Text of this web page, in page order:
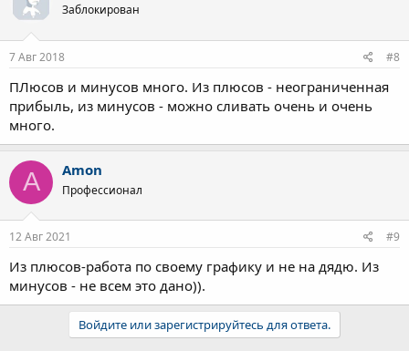
Заблокирован
7 Авг 2018 #8
ПЛюсов и минусов много. Из плюсов - неограниченная
прибыль, из минусов - можно сливать очень и очень
много.
A Amon
Профессионал
12 Авг 2021 #9
Из плюсов-работа по своему графику и не на дядю. Из
минусов - не всем это дано)).
Войдите или зарегистрируйтесь для ответа.